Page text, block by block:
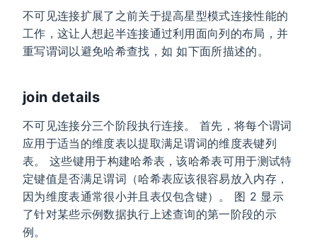
不可见连接扩展了之前关于提高星型模式连接性能的
工作，这让人想起半连接通过利用面向列的布局，并
重写谓词以避免哈希查找，如 如下面所描述的。
join details
不可见连接分三个阶段执行连接。 首先，将每个谓词
应用于适当的维度表以提取满足谓词的维度表键列
表。 这些键用于构建哈希表，该哈希表可用于测试特
定键值是否满足谓词（哈希表应该很容易放入内存，
因为维度表通常很小并且表仅包含键）。 图 2 显示
了针对某些示例数据执行上述查询的第一阶段的示
例。